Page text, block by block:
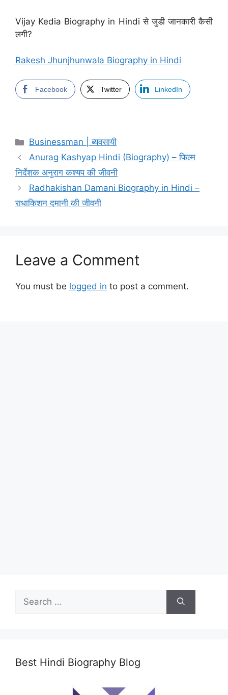
Vijay Kedia Biography in Hindi से जुडी जानकारी कैसी
लगी?
Rakesh Jhunjhunwala Biography in Hindi
Facebook Twitter LinkedIn
Categories
Businessman | ब्यवसायी
Anurag Kashyap Hindi (Biography) – फिल्म
निर्देशक अनुराग कश्यप की जीवनी
Radhakishan Damani Biography in Hindi –
राधाकिशन दमानी की जीवनी
Leave a Comment
You must be logged in to post a comment.
for:
Best Hindi Biography Blog